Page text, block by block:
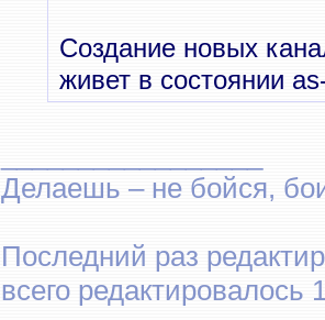
Создание новых
живет в состоянии
Делаешь – не бойся,
Последний раз
всего редактировалось